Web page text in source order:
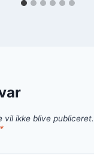
vil ikke blive publiceret.
*